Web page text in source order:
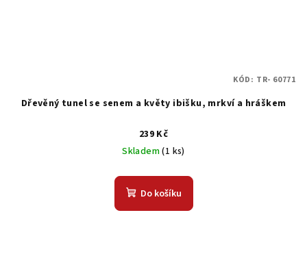
Dřevěný tunel se senem a květy ibišku, mrkví a hráškem
239 Kč
Skladem(1 ks)
Do košíku
KÓD: TR- 60771